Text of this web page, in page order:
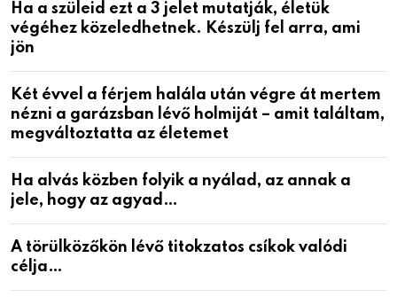
Ha a szüleid ezt a 3 jelet mutatják, életük
végéhez közeledhetnek. Készülj fel arra, ami
jön
Két évvel a férjem halála után végre át mertem
nézni a garázsban lévő holmiját – amit találtam,
megváltoztatta az életemet
Ha alvás közben folyik a nyálad, az annak a
jele, hogy az agyad…
A törülközőkön lévő titokzatos csíkok valódi
célja…